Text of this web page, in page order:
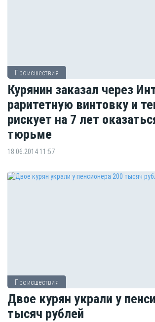
Происшествия
Курянин заказал через
раритетную винтовку и
рискует на 7 лет
тюрьме
18.06.2014 11:57
Происшествия
Двое курян украли у
тысяч рублей